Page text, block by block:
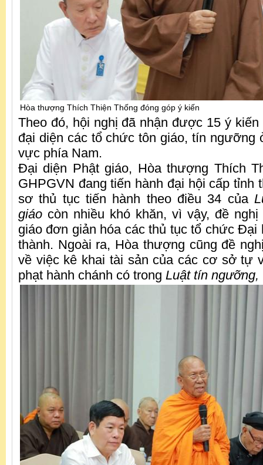
Hòa thượng Thích Thiện Thống đóng góp ý kiến
Theo đó, hội nghị đã nhận được 15 ý
đại diện các tổ chức tôn giáo, tín ngưỡng
vực phía Nam.
Đại diện Phật giáo, Hòa thượng Thích
GHPGVN đang tiến hành đại hội cấp tỉnh
sơ thủ tục tiến hành theo điều 34 của
giáo còn nhiều khó khăn, vì vậy, đề
giáo đơn giản hóa các thủ tục tổ chức Đại
thành. Ngoài ra, Hòa thượng cũng đề
về việc kê khai tài sản của các cơ sở tự
phạt hành chánh có trong Luật tín ngưỡng,